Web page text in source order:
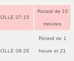
07:15
Retard de 10
minutes
08:26
Retard de 1
heure et 21